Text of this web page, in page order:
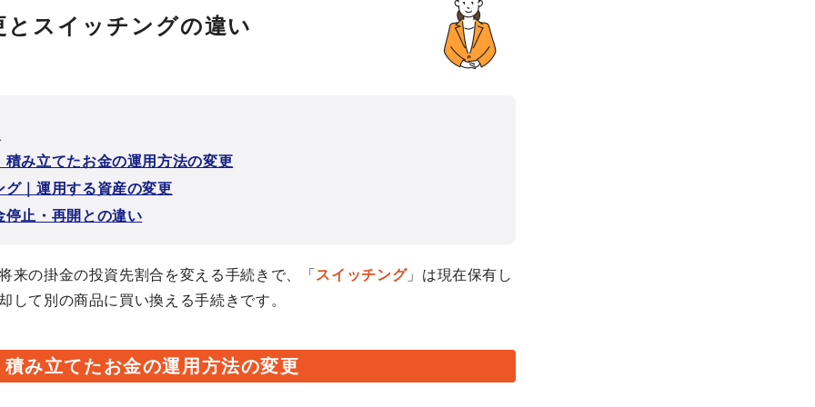
とスイッチングの違い
積み立てたお金の運用方法の変更
グ｜運用する資産の変更
停止・再開との違い
来の掛金の投資先割合を変える手続きで、「 スイッチング」は現在保有し
して別の商品に買い換える手続きです。
み立てたお金の運用方法の変更